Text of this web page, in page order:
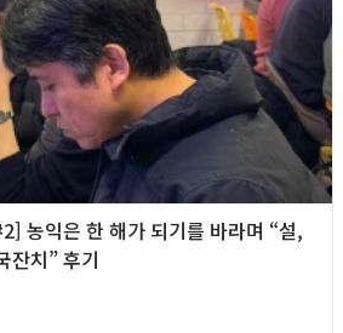
농익은 한 해가 되기를 바라며 “설,
잔치” 후기